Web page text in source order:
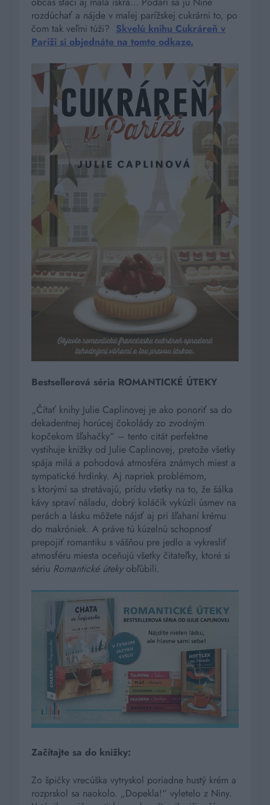
rozdúchať a nájde v malej parížskej cukrárni to, po
čom tak veľmi túži? Skvelú knihu Cukráreň v
Paríži si objednáte na tomto odkaze.
Bestsellerová séria ROMANTICKÉ ÚTEKY
„Čítať knihy Julie Caplinovej je ako ponoriť sa do
dekadentnej horúcej čokolády zo zvodným
kopčekom šľahačky“ – tento citát perfektne
vystihuje knižky od Julie Caplinovej, pretože všetky
spája milá a pohodová atmosféra známych miest a
sympatické hrdinky. Aj napriek problémom,
s ktorými sa stretávajú, prídu všetky na to, že šálka
kávy spraví náladu, dobrý koláčik vykúzli úsmev na
perách a lásku môžete nájsť aj pri šľahaní krému
do makróniek. A práve tú kúzelnú schopnosť
prepojiť romantiku s vášňou pre jedlo a vykresliť
atmosféru miesta oceňujú všetky čitateľky, ktoré si
sériu Romantické úteky obľúbili.
Začítajte sa do knižky:
Zo špičky vrecúška vytryskol poriadne hustý krém a
rozprskol sa naokolo. „Dopekla!“ vyletelo z Niny.